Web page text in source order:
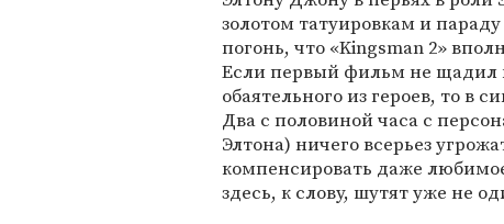
золотом татуировкам и
погонь, что «Kingsman 2»
Если первый фильм не щадил
обаятельного из героев, то в
Два с половиной часа с
Элтона) ничего всерьез
компенсировать даже
здесь, к слову, шутят уже не